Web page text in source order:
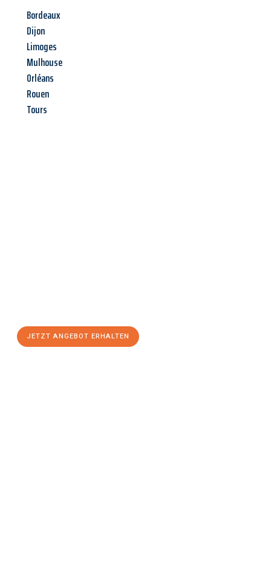
Bordeaux
Dijon
Limoges
Mulhouse
Orléans
Rouen
Tours
JETZT ANGEBOT ERHALTEN